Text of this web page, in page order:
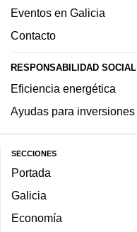
Eventos en Galicia
Contacto
RESPONSABILIDAD SOCIAL
Eficiencia energética
Ayudas para inversiones
SECCIONES
Portada
Galicia
Economía